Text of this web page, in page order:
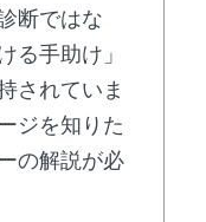
断ではな
る手助け」
されていま
ジを知りた
の解説が必